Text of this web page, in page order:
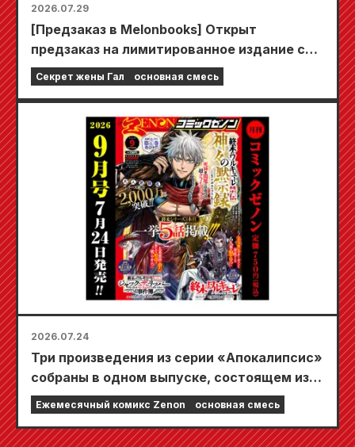
2026.07.29
[Предзаказ в Melonbooks] Открыт
предзаказ на лимитированное издание со
специальным игровым ковриком,
украшенным потрясающе красивой
Кудо! Выход 6-го тома «Секрета невесты-
девушки» запланирован на 20 октября!
Секрет жены Гал основная смесь
2026.07.24
Три произведения из серии «Апокалипсис»
собраны в одном выпуске, состоящем из 5
глав!! «Ежемесячный комикс Zenon,
сентябрьский выпуск 2026 года» поступит
в продажу 24 июля!!
Ежемесячный комикс Zenon основная смесь